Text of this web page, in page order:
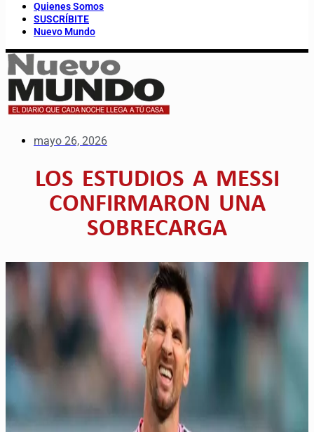
Quienes Somos
SUSCRÍBITE
Nuevo Mundo
mayo 26, 2026
LOS ESTUDIOS A MESSI
CONFIRMARON UNA
SOBRECARGA